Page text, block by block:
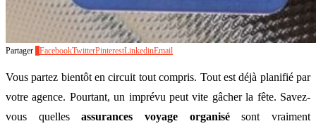
Partager FacebookTwitterPinterestLinkedinEmail
Vous partez bientôt en circuit tout compris. Tout est déjà planifié par
votre agence. Pourtant, un imprévu peut vite gâcher la fête. Savez-
vous quellesassurances voyage organisésont vraiment